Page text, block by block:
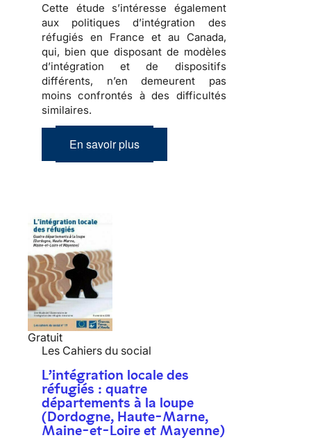
Cette étude s’intéresse également
aux politiques d’intégration des
réfugiés en France et au Canada,
qui, bien que disposant de modèles
d’intégration et de dispositifs
différents, n’en demeurent pas
moins confrontés à des difficultés
similaires.
En savoir plus
Gratuit
Les Cahiers du social
L’intégration locale des
réfugiés : quatre
départements à la loupe
(Dordogne, Haute-Marne,
Maine-et-Loire et Mayenne)